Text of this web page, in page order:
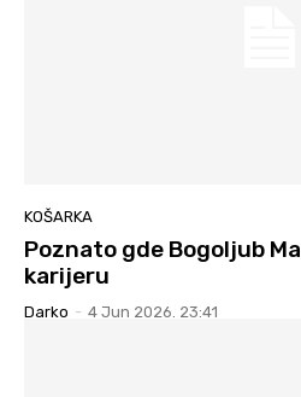
KOŠARKA
Poznato gde Bogoljub
karijeru
Darko - 4 Jun 2026. 23:41